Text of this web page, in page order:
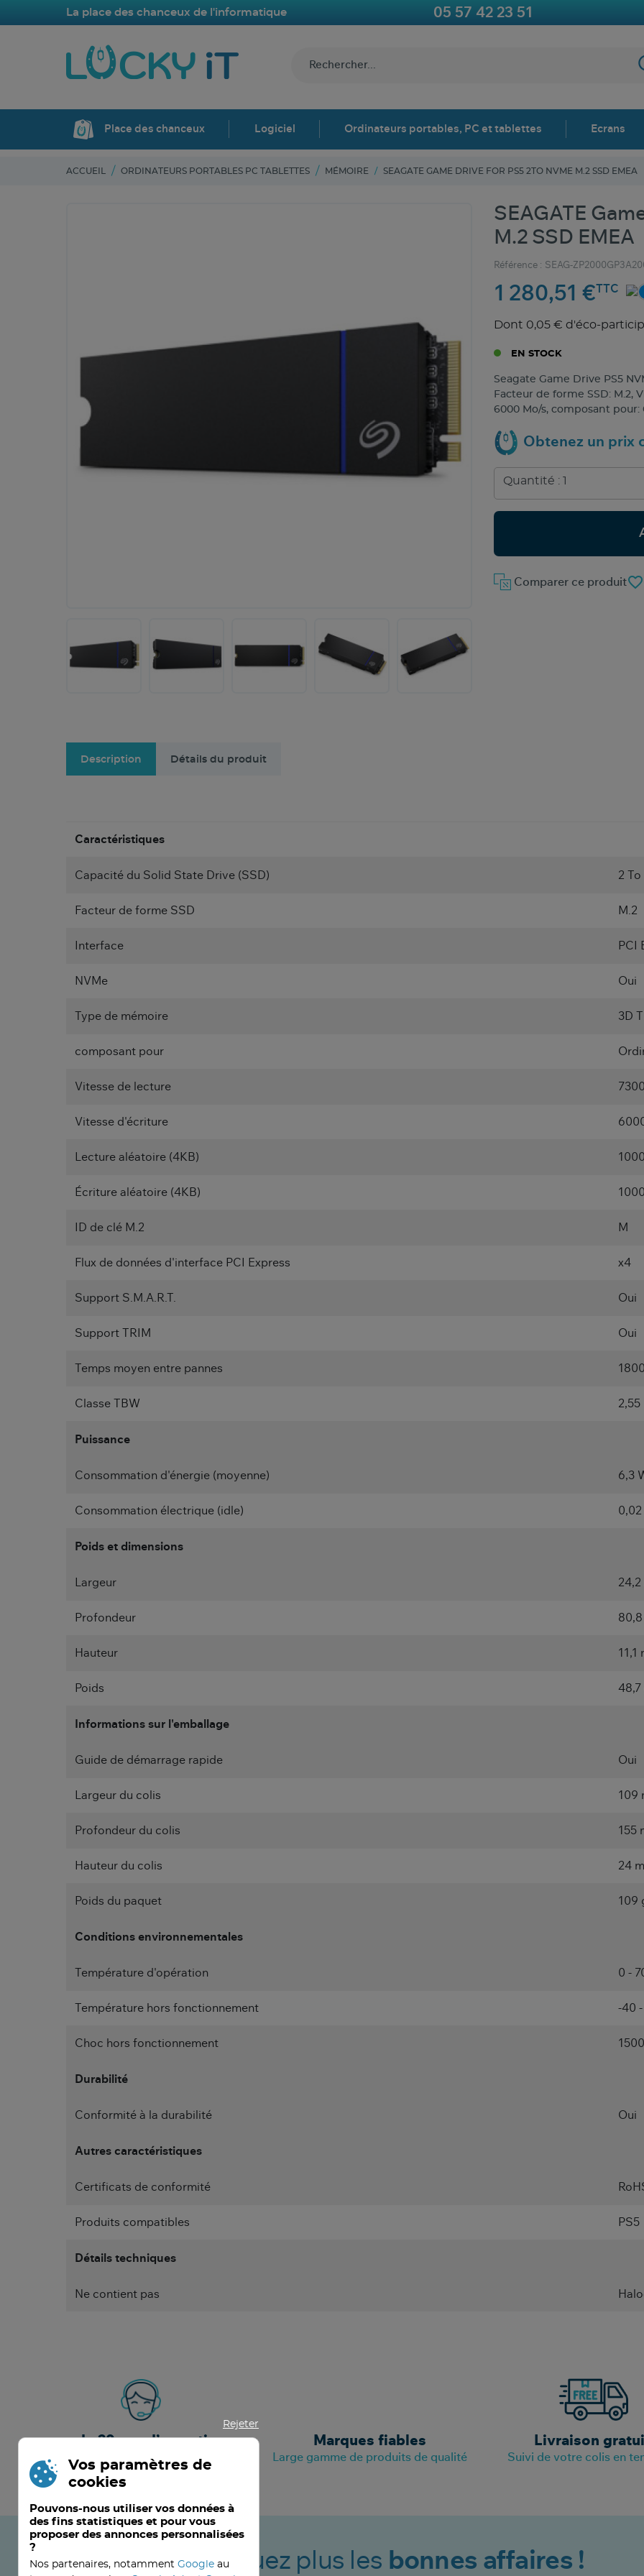
La place des chanceux de l'informatique 05 57 42 23 51
Place des chanceux Logiciel Ordinateurs portables, PC et tablettes Ecrans
ACCUEIL ORDINATEURS PORTABLES PC TABLETTES MÉMOIRE SEAGATE GAME DRIVE FOR PS5 2TO NVME M.2 SSD EMEA
SEAGATE
M.2 SSD EMEA
Référence : SEAG-
1 280,51 €TTC
Dont 0,05 € d'éco-
EN STOCK
Seagate Game Drive PS5
Facteur de forme SSD: M.2,
6000 Mo/s, composant
Obtenez un prix
favorite_border
Comparer ce produit
Description Détails du produit
Caractéristiques
Capacité du Solid State Drive (SSD) 2 To
Facteur de forme SSD M.2
Interface PCI
NVMe Oui
Type de mémoire 3D
composant pour
Vitesse de lecture
Vitesse d'écriture
Lecture aléatoire (4KB)
Écriture aléatoire (4KB)
ID de clé M.2 M
Flux de données d'interface PCI Express x4
Support S.M.A.R.T. Oui
Support TRIM Oui
Temps moyen entre pannes
Classe TBW 2,55
Puissance
Consommation d'énergie (moyenne) 6,3
Consommation électrique (idle) 0,02
Poids et dimensions
Largeur 24,2
Profondeur
Hauteur 11,1
Poids 48,7
Informations sur l'emballage
Guide de démarrage rapide Oui
Largeur du colis 109
Profondeur du colis 155
Hauteur du colis 24
Poids du paquet 109
Conditions environnementales
Température d'opération 0 -
Température hors fonctionnement -40 -
Choc hors fonctionnement
Durabilité
Conformité à la durabilité Oui
Autres caractéristiques
Certificats de conformité
Produits compatibles PS5
Détails techniques
Ne contient pas
+ de 20 ans d’expertise
A votre service depuis septembre 2000
Marques fiables
Large gamme de produits de qualité
Livraison
Suivi de votre colis en
Ne manquez plus les bonnes affaires !
Rejeter
Vos paramètres de
cookies
Pouvons-nous utiliser vos données à
des fins statistiques et pour vous
proposer des annonces personnalisées
?
Nos partenaires, notamment Google au